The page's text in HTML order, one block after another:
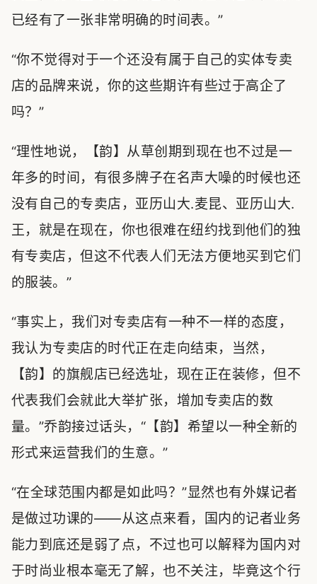
已经有了一张非常明确的时间表。”
“你不觉得对于一个还没有属于自己的实体专卖
店的品牌来说，你的这些期许有些过于高企了
吗？”
“理性地说，【韵】从草创期到现在也不过是一
年多的时间，有很多牌子在名声大噪的时候也还
没有自己的专卖店，亚历山大.麦昆、亚历山大.
王，就是在现在，你也很难在纽约找到他们的独
有专卖店，但这不代表人们无法方便地买到它们
的服装。”
“事实上，我们对专卖店有一种不一样的态度，
我认为专卖店的时代正在走向结束，当然，
【韵】的旗舰店已经选址，现在正在装修，但不
代表我们会就此大举扩张，增加专卖店的数
量。”乔韵接过话头，“【韵】希望以一种全新的
形式来运营我们的生意。”
“在全球范围内都是如此吗？”显然也有外媒记者
是做过功课的——从这点来看，国内的记者业务
能力到底还是弱了点，不过也可以解释为国内对
于时尚业根本毫无了解，也不关注，毕竟这个行